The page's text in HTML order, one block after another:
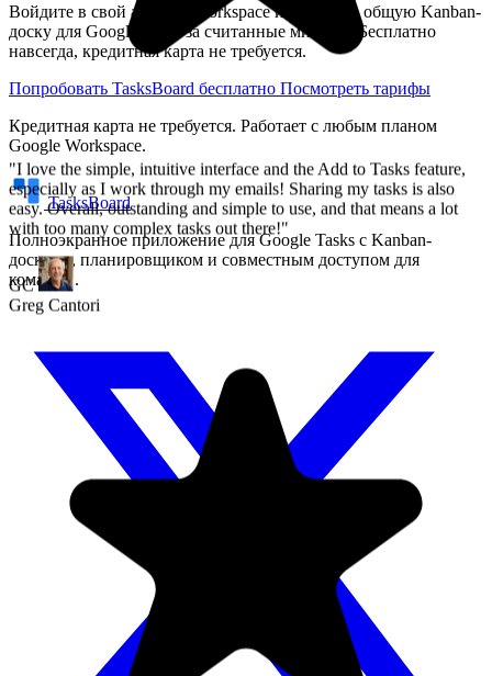
Войдите в свой аккаунт Workspace и получите общую Kanban-
доску для Google Tasks за считанные минуты. Бесплатно
навсегда, кредитная карта не требуется.
Попробовать TasksBoard бесплатно Посмотреть тарифы
Кредитная карта не требуется. Работает с любым планом
Google Workspace.
TasksBoard
Полноэкранное приложение для Google Tasks с Kanban-
досками, планировщиком и совместным доступом для
команды.